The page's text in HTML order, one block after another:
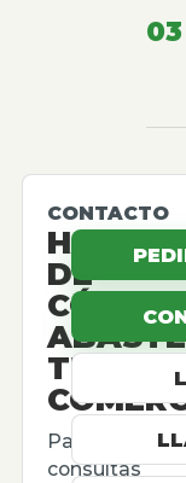
03
CONTACTO
DE
CÓMO
TU
Para
consultas